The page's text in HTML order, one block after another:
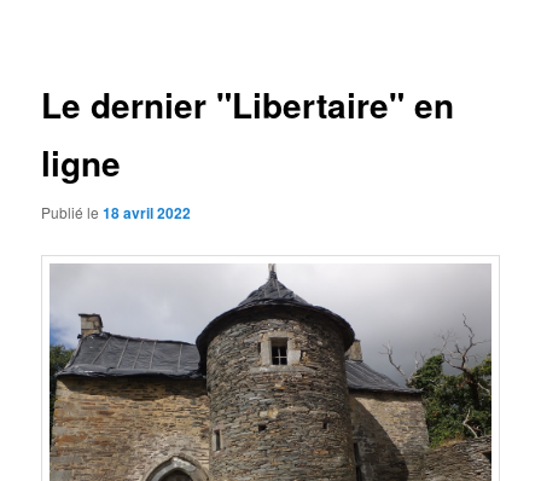
Le dernier "Libertaire" en
ligne
Publié le18 avril 2022